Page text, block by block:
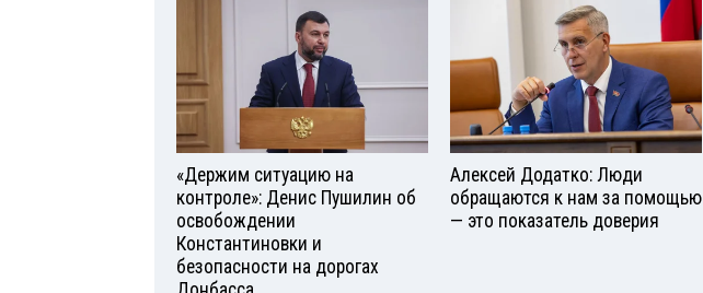
«Держим ситуацию на
контроле»: Денис Пушилин об
освобождении
Константиновки и
безопасности на дорогах
Алексей Додатко: Люди
обращаются к нам за помощью
— это показатель доверия